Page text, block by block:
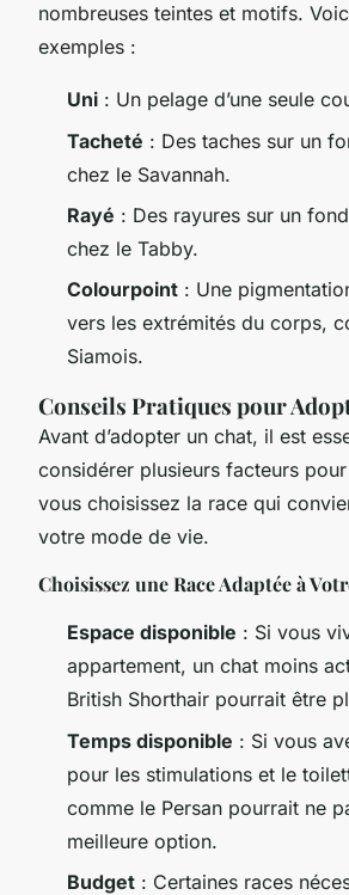
nombreuses teintes et motifs.
exemples :
Uni : Un pelage d’une seule
Tacheté : Des taches sur un
chez le Savannah.
Rayé : Des rayures sur un
chez le Tabby.
Colourpoint : Une
vers les extrémités du corps,
Siamois.
Conseils Pratiques pour
Avant d’adopter un chat, il est
considérer plusieurs facteurs
vous choisissez la race qui
votre mode de vie.
Choisissez une Race Adaptée à
Espace disponible : Si vous
appartement, un chat moins
British Shorthair pourrait être
Temps disponible : Si vous
pour les stimulations et le
comme le Persan pourrait ne
meilleure option.
Budget : Certaines races